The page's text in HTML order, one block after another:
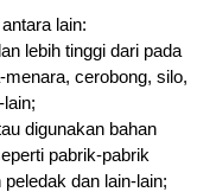
lain:
lebih tinggi dari pada
cerobong, silo,
digunakan bahan
pabrik-pabrik
dan lain-lain;